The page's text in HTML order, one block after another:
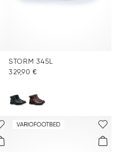
STORM 345L
329,90 €